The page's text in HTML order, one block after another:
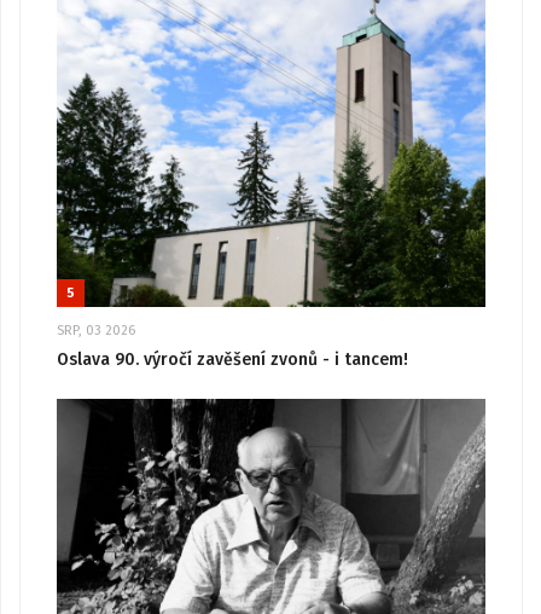
5
SRP, 03 2026
Oslava 90. výročí zavěšení zvonů - i tancem!